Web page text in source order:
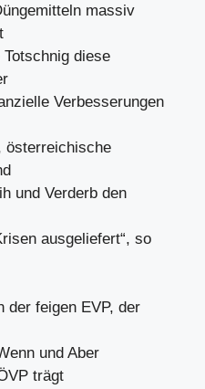
massiv
diese
Verbesserungen
österreichische
und Verderb den
ausgeliefert“, so
der feigen EVP, der
und Aber
trägt